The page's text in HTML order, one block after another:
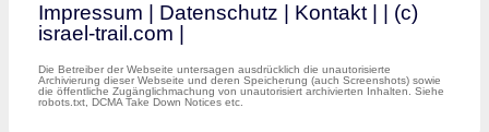
Impressum Datenschutz Kontakt|
| (c)
israel-trail.com |
Die Betreiber der Webseite untersagen ausdrücklich die unautorisierte
Archivierung dieser Webseite und deren Speicherung (auch Screenshots) sowie
die öffentliche Zugänglichmachung von unautorisiert archivierten Inhalten. Siehe
robots.txt, DCMA Take Down Notices etc.